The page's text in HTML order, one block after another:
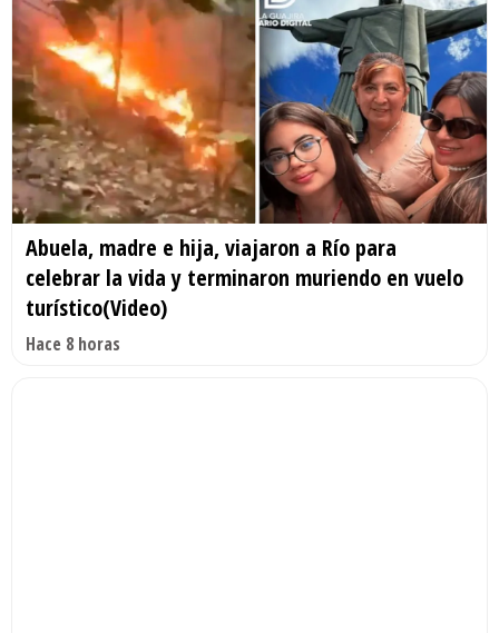
Abuela, madre e hija, viajaron a Río para
celebrar la vida y terminaron muriendo en vuelo
turístico(Video)
Hace 8 horas